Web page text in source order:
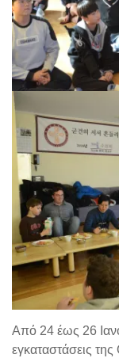
Από 24 έως 26
εγκαταστάσεις